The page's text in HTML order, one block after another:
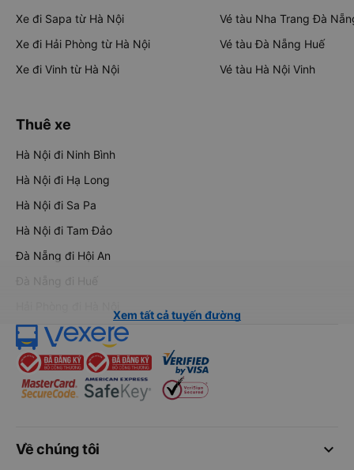
Xe đi Sapa từ Hà Nội
Xe đi Hải Phòng từ Hà Nội
Xe đi Vinh từ Hà Nội
Vé tàu Nha Trang Đà
Vé tàu Đà Nẵng Huế
Vé tàu Hà Nội Vinh
Thuê xe
Hà Nội đi Ninh Bình
Hà Nội đi Hạ Long
Hà Nội đi Sa Pa
Hà Nội đi Tam Đảo
Đà Nẵng đi Hội An
Đà Nẵng đi Huế
Xem tất cả tuyến đường
keyboard_arrow_down
Về chúng tôi